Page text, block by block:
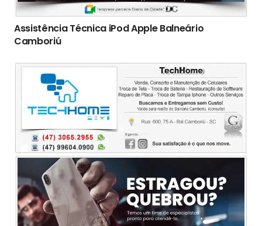
Assistência Técnica iPod Apple Balneário
Camboriú